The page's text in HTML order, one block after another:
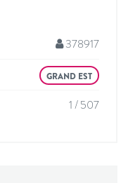
378917
GRAND EST
1 / 507